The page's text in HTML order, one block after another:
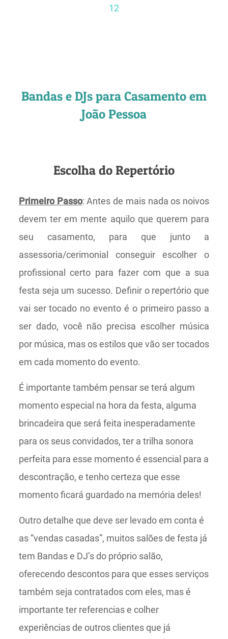
12
Bandas e DJs para Casamento em
João Pessoa
Escolha do Repertório
Primeiro Passo: Antes de mais nada os noivos
devem ter em mente aquilo que querem para
seu casamento, para que junto a
assessoria/cerimonial conseguir escolher o
profissional certo para fazer com que a sua
festa seja um sucesso. Definir o repertório que
vai ser tocado no evento é o primeiro passo a
ser dado, você não precisa escolher música
por música, mas os estilos que vão ser tocados
em cada momento do evento.
É importante também pensar se terá algum
momento especial na hora da festa, alguma
brincadeira que será feita inesperadamente
para os seus convidados, ter a trilha sonora
perfeita para esse momento é essencial para a
descontração, e tenho certeza que esse
momento ficará guardado na memória deles!
Outro detalhe que deve ser levado em conta é
as “vendas casadas”, muitos salões de festa já
tem Bandas e DJ’s do próprio salão,
oferecendo descontos para que esses serviços
também seja contratados com eles, mas é
importante ter referencias e colher
experiências de outros clientes que já